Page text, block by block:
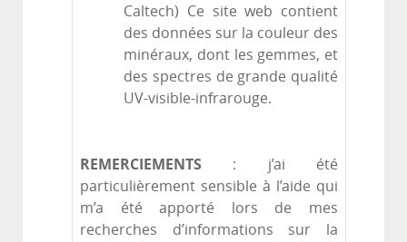
Caltech) Ce site web contient
des données sur la couleur des
minéraux, dont les gemmes, et
des spectres de grande qualité
UV-visible-infrarouge.
REMERCIEMENTS
: j’ai été
particulièrement sensible à l’aide qui
m’a été apporté lors de mes
recherches d’informations sur la